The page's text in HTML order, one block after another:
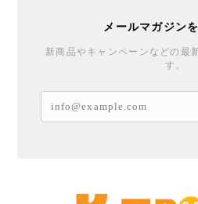
メールマガジン
新商品やキャンペーンなどの最
す。